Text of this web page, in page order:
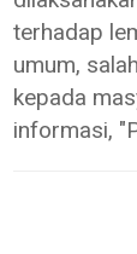
terhadap
umum,
kepada
informasi,